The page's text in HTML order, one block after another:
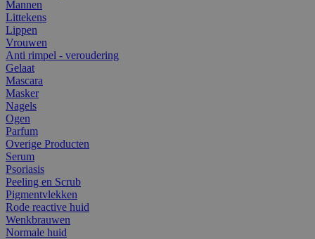
Mannen
Littekens
Lippen
Vrouwen
Anti rimpel - veroudering
Gelaat
Mascara
Masker
Nagels
Ogen
Parfum
Overige Producten
Serum
Psoriasis
Peeling en Scrub
Pigmentvlekken
Rode reactive huid
Wenkbrauwen
Normale huid